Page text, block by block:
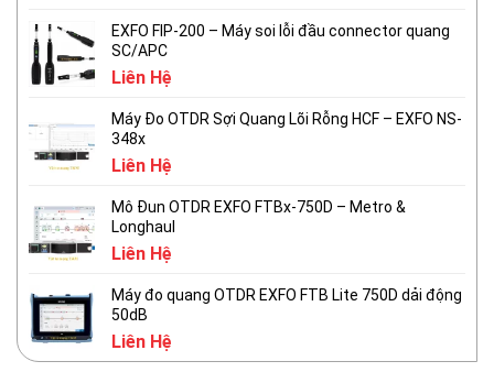
EXFO FIP-200 – Máy soi lỗi đầu connector quang
SC/APC
Liên Hệ
Máy Đo OTDR Sợi Quang Lõi Rỗng HCF – EXFO NS-
348x
Liên Hệ
Mô Đun OTDR EXFO FTBx-750D – Metro &
Longhaul
Liên Hệ
Máy đo quang OTDR EXFO FTB Lite 750D dải động
50dB
Liên Hệ